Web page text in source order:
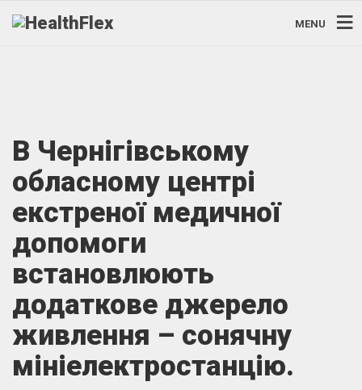
MENU
В Чернігівському
обласному центрі
екстреної медичної
допомоги
встановлюють
додаткове джерело
живлення – сонячну
мініелектростанцію.